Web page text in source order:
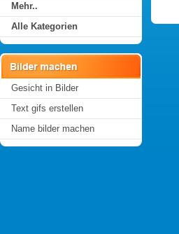
Mehr..
Alle Kategorien
Gesicht in Bilder
Text gifs erstellen
Name bilder machen